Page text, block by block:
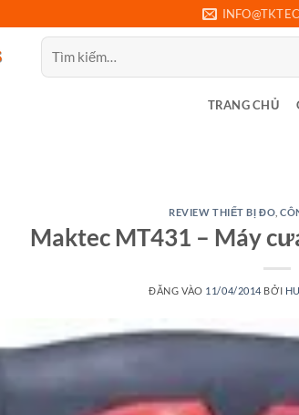
Tìm
kiếm:
TRANG CHỦ
REVIEW THIẾT BỊ ĐO ,
Maktec MT431 – Máy
ĐĂNG VÀO 11/04/2014 BỞI